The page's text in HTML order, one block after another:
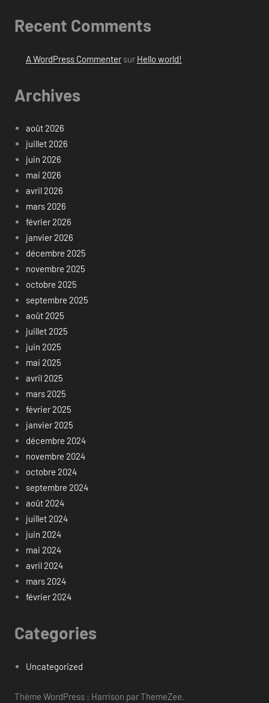
Recent Comments
A WordPress Commentersur Hello world!
Archives
août 2026
juillet 2026
juin 2026
mai 2026
avril 2026
mars 2026
février 2026
janvier 2026
décembre 2025
novembre 2025
octobre 2025
septembre 2025
août 2025
juillet 2025
juin 2025
mai 2025
avril 2025
mars 2025
février 2025
janvier 2025
décembre 2024
novembre 2024
octobre 2024
septembre 2024
août 2024
juillet 2024
juin 2024
mai 2024
avril 2024
mars 2024
février 2024
Categories
Uncategorized
Thème WordPress : Harrison par ThemeZee.